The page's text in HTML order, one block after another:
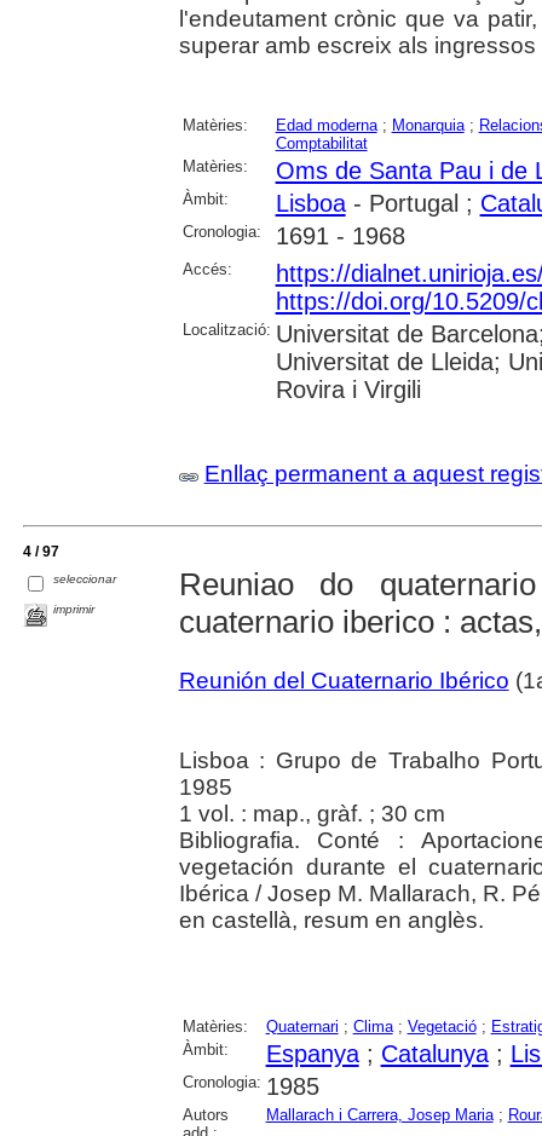
l'endeutament crònic que va
superar amb escreix als ingressos
Matèries: Edad moderna; Monarquia;
Comptabilitat
Matèries:
Oms de Santa Pau i de
Àmbit: Lisboa- Portugal ;
Cronologia: 1691 - 1968
Accés:
https://
https://doi.org/10.5209/
Localització: Universitat de
Universitat de Lleida;
Rovira i Virgili
Enllaç permanent a aquest
4 / 97
seleccionar
imprimir
Reuniao do
cuaternario iberico :
Reunión del Cuaternario Ibérico
Lisboa : Grupo de Trabalho
1985
1 vol. : map., gràf. ; 30 cm
Bibliografia. Conté :
vegetación durante el
Ibérica / Josep M. Mallarach, R.
en castellà, resum en anglès.
Matèries: Quaternari ; Clima; Vegetació;
Àmbit:
Espanya; Catalunya;
Cronologia: 1985
Autors
Mallarach i Carrera, Josep Maria;